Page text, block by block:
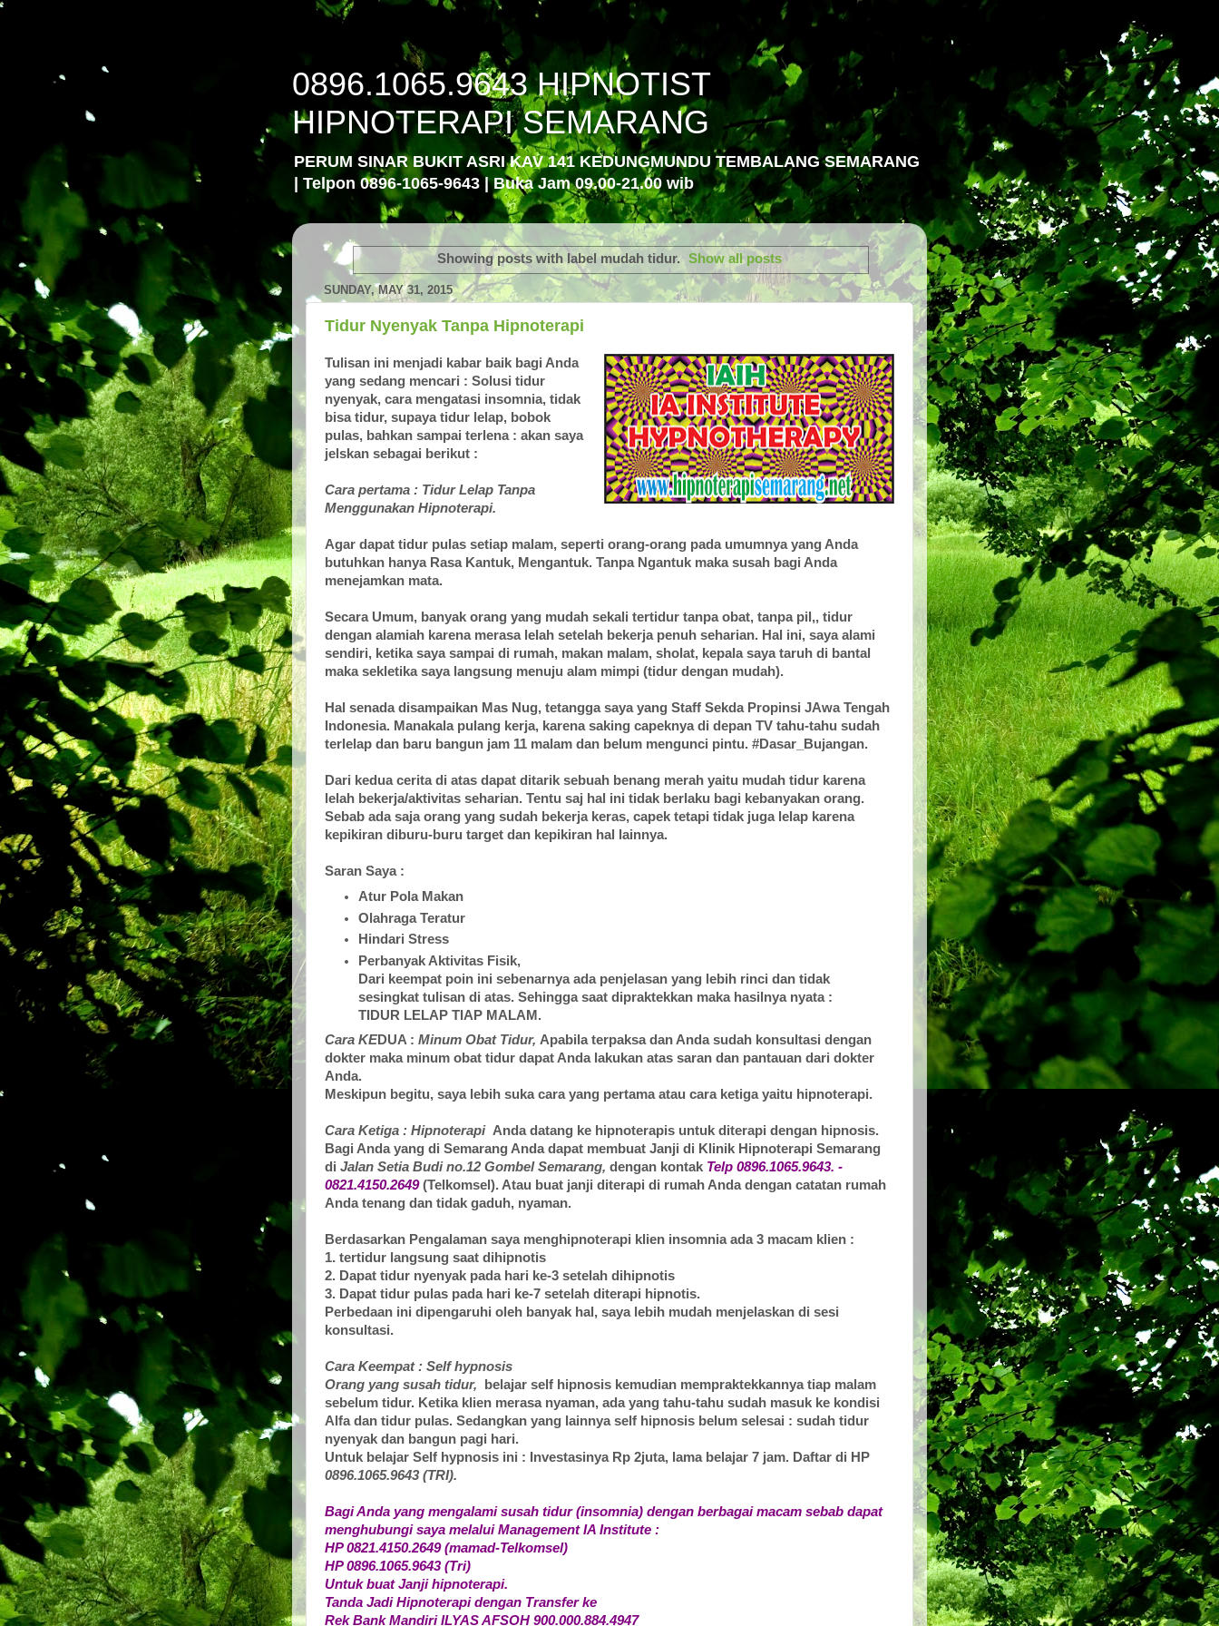
0896.1065.9643 HIPNOTIST
HIPNOTERAPI SEMARANG
PERUM SINAR BUKIT ASRI KAV 141 KEDUNGMUNDU TEMBALANG SEMARANG
| Telpon 0896-1065-9643 | Buka Jam 09.00-21.00 wib
Showing posts with label mudah tidur. Show all posts
SUNDAY, MAY 31, 2015
Tidur Nyenyak Tanpa Hipnoterapi
Tulisan ini menjadi kabar baik bagi Anda
yang sedang mencari : Solusi tidur
nyenyak, cara mengatasi insomnia, tidak
bisa tidur, supaya tidur lelap, bobok
pulas, bahkan sampai terlena : akan saya
jelskan sebagai berikut :
Cara pertama : Tidur Lelap Tanpa
Menggunakan Hipnoterapi.
Agar dapat tidur pulas setiap malam, seperti orang-orang pada umumnya yang Anda
butuhkan hanya Rasa Kantuk, Mengantuk. Tanpa Ngantuk maka susah bagi Anda
menejamkan mata.
Secara Umum, banyak orang yang mudah sekali tertidur tanpa obat, tanpa pil,, tidur
dengan alamiah karena merasa lelah setelah bekerja penuh seharian. Hal ini, saya alami
sendiri, ketika saya sampai di rumah, makan malam, sholat, kepala saya taruh di bantal
maka sekletika saya langsung menuju alam mimpi (tidur dengan mudah).
Hal senada disampaikan Mas Nug, tetangga saya yang Staff Sekda Propinsi JAwa Tengah
Indonesia. Manakala pulang kerja, karena saking capeknya di depan TV tahu-tahu sudah
terlelap dan baru bangun jam 11 malam dan belum mengunci pintu. #Dasar_Bujangan.
Dari kedua cerita di atas dapat ditarik sebuah benang merah yaitu mudah tidur karena
lelah bekerja/aktivitas seharian. Tentu saj hal ini tidak berlaku bagi kebanyakan orang.
Sebab ada saja orang yang sudah bekerja keras, capek tetapi tidak juga lelap karena
kepikiran diburu-buru target dan kepikiran hal lainnya.
Saran Saya :
Atur Pola Makan
Olahraga Teratur
Hindari Stress
Perbanyak Aktivitas Fisik,
Dari keempat poin ini sebenarnya ada penjelasan yang lebih rinci dan tidak
sesingkat tulisan di atas. Sehingga saat dipraktekkan maka hasilnya nyata :
TIDUR LELAP TIAP MALAM.
Cara KEDUA : Minum Obat Tidur, Apabila terpaksa dan Anda sudah konsultasi dengan
dokter maka minum obat tidur dapat Anda lakukan atas saran dan pantauan dari dokter
Anda.
Meskipun begitu, saya lebih suka cara yang pertama atau cara ketiga yaitu hipnoterapi.
Cara Ketiga : Hipnoterapi Anda datang ke hipnoterapis untuk diterapi dengan hipnosis.
Bagi Anda yang di Semarang Anda dapat membuat Janji di Klinik Hipnoterapi Semarang
di Jalan Setia Budi no.12 Gombel Semarang, dengan kontak Telp 0896.1065.9643. -
0821.4150.2649(Telkomsel). Atau buat janji diterapi di rumah Anda dengan catatan rumah
Anda tenang dan tidak gaduh, nyaman.
Berdasarkan Pengalaman saya menghipnoterapi klien insomnia ada 3 macam klien :
1. tertidur langsung saat dihipnotis
2. Dapat tidur nyenyak pada hari ke-3 setelah dihipnotis
3. Dapat tidur pulas pada hari ke-7 setelah diterapi hipnotis.
Perbedaan ini dipengaruhi oleh banyak hal, saya lebih mudah menjelaskan di sesi
konsultasi.
Cara Keempat : Self hypnosis
Orang yang susah tidur,
belajar self hipnosis kemudian mempraktekkannya tiap malam
sebelum tidur. Ketika klien merasa nyaman, ada yang tahu-tahu sudah masuk ke kondisi
Alfa dan tidur pulas. Sedangkan yang lainnya self hipnosis belum selesai : sudah tidur
nyenyak dan bangun pagi hari.
Untuk belajar Self hypnosis ini : Investasinya Rp 2juta, lama belajar 7 jam. Daftar di HP
0896.1065.9643 (TRI).
Bagi Anda yang mengalami susah tidur (insomnia) dengan berbagai macam sebab dapat
menghubungi saya melalui Management IA Institute :
HP 0821.4150.2649 (mamad-Telkomsel)
HP 0896.1065.9643 (Tri)
Untuk buat Janji hipnoterapi.
Tanda Jadi Hipnoterapi dengan Transfer ke
Rek Bank Mandiri ILYAS AFSOH 900.000.884.4947